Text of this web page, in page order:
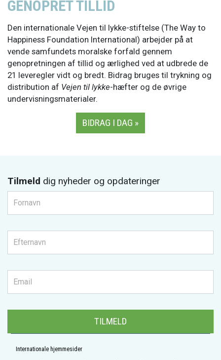
GENOPRET TILLID
Den internationale Vejen til lykke-stiftelse (The Way to
Happiness Foundation International) arbejder på at
vende samfundets moralske forfald gennem
genopretningen af tillid og ærlighed ved at udbrede de
21 leveregler vidt og bredt. Bidrag bruges til trykning og
distribution af Vejen til lykke-hæfter og de øvrige
undervisningsmaterialer.
BIDRAG I DAG »
Tilmeld dig nyheder og opdateringer
TILMELD
Internationale hjemmesider